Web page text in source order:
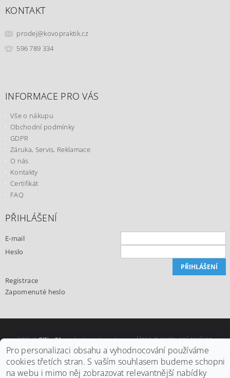
KONTAKT
prodej@kovopraktik.cz
596 789 334
INFORMACE PRO VÁS
Vše o nákupu
Obchodní podmínky
GDPR
Záruka, Servis, Reklamace
O nás
Kontakty
Certifikát
FAQ
PŘIHLÁŠENÍ
E-mail
Heslo
Registrace
Zapomenuté heslo
2026 ©Office24.cz, všechna práva vyhrazenaUpravit nastavení cookies
Vytvořil Shoptet
Pro personalizaci obsahu a vyhodnocování používáme
cookies třetích stran. S vaším souhlasem budeme schopni
na webu i mimo něj zobrazovat relevantnější nabídky